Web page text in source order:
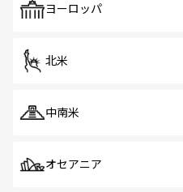
で、ホーカーズは地
ヨーロッパ
北米
中南米
オセアニア